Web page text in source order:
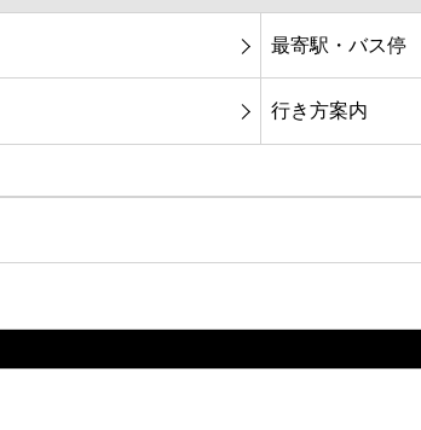
最寄駅・バス停
行き方案内